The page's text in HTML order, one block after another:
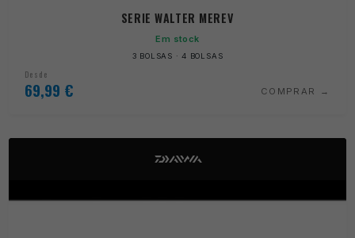
SERIE WALTER MEREV
Em stock
3 BOLSAS · 4 BOLSAS
Desde
69,99 € COMPRAR